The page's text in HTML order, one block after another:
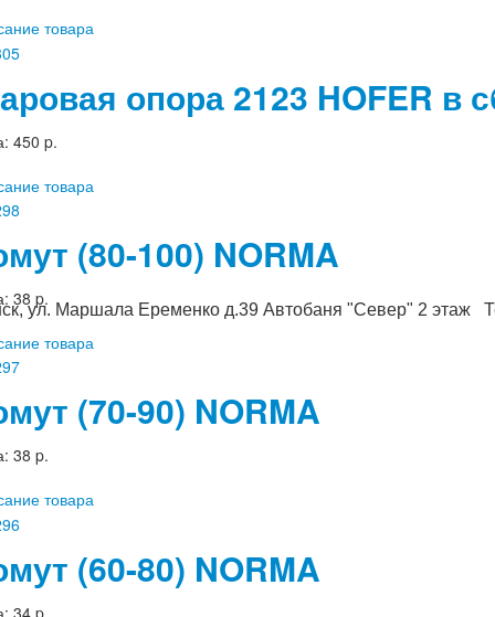
ул. Маршала Еременко д.39 Автобаня "Север" 2 этаж
товара
опора 2123 HOFER в
450 p.
товара
(80-100) NORMA
38 p.
товара
(70-90) NORMA
38 p.
товара
(60-80) NORMA
34 p.